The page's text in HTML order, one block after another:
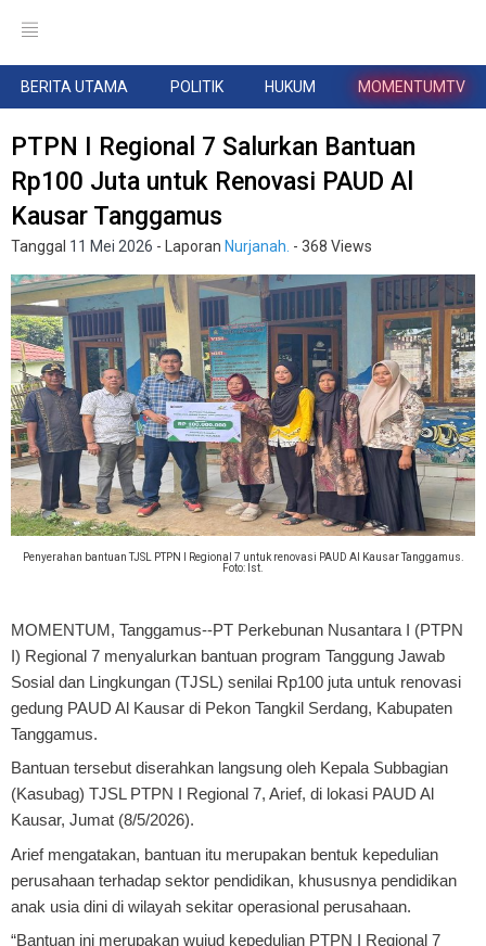
BERITA UTAMA POLITIK HUKUM MOMENTUMTV
PTPN I Regional 7 Salurkan Bantuan
Rp100 Juta untuk Renovasi PAUD Al
Kausar Tanggamus
Tanggal 11 Mei 2026 - Laporan Nurjanah. - 368 Views
Penyerahan bantuan TJSL PTPN I Regional 7 untuk renovasi PAUD Al Kausar Tanggamus.
Foto: Ist.
MOMENTUM, Tanggamus--PT Perkebunan Nusantara I (PTPN
I) Regional 7 menyalurkan bantuan program Tanggung Jawab
Sosial dan Lingkungan (TJSL) senilai Rp100 juta untuk renovasi
gedung PAUD Al Kausar di Pekon Tangkil Serdang, Kabupaten
Tanggamus.
Bantuan tersebut diserahkan langsung oleh Kepala Subbagian
(Kasubag) TJSL PTPN I Regional 7, Arief, di lokasi PAUD Al
Kausar, Jumat (8/5/2026).
Arief mengatakan, bantuan itu merupakan bentuk kepedulian
perusahaan terhadap sektor pendidikan, khususnya pendidikan
anak usia dini di wilayah sekitar operasional perusahaan.
“Bantuan ini merupakan wujud kepedulian PTPN I Regional 7